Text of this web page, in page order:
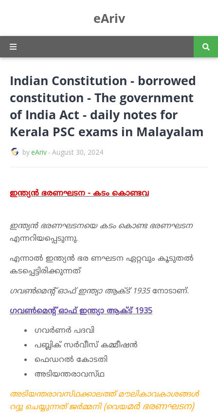
eAriv
Indian Constitution - borrowed
constitution - The government
of India Act - daily notes for
Kerala PSC exams in Malayalam
by eAriv - August 30, 2024
ഇന്ത്യൻ ഭരണഘടന - കടം കൊണ്ടവ
ഇന്ത്യൻ ഭരണഘടനയെ കടം കൊണ്ട ഭരണഘടന
എന്നറിയപ്പെടുന്നു.
എന്നാൽ ഇന്ത്യൻ ഭര ണഘടന ഏറ്റവും കൂടുതൽ
കടപ്പെട്ടിരിക്കുന്നത്
ഗവൺമെൻ്റ് ഓഫ് ഇന്ത്യാ ആക്ട് 1935 നോടാണ്.
ഗവൺമെന്റ് ഓഫ് ഇന്ത്യാ ആക്ട് 1935
ഗവർണർ പദവി
പബ്ലിക് സർവീസ് കമ്മീഷൻ
ഫെഡറൽ കോടതി
അടിയന്തരാവസ്‌ഥ
അടിയന്തരാവസ്‌ഥക്കാലത്ത് മൗലികാവകാശങ്ങൾ
റദ്ദു ചെയ്യുന്നത് ജർമ്മനി (വെയ‌മർ ഭരണഘടന)